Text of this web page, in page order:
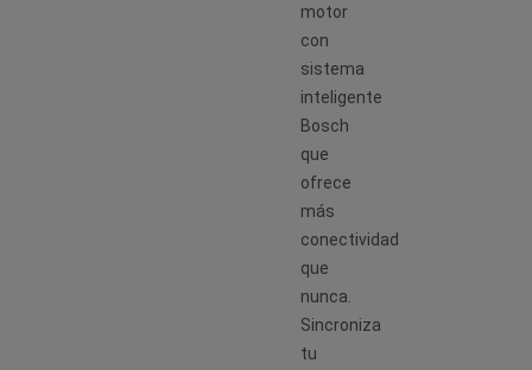
motor
con
sistema
inteligente
Bosch
que
ofrece
más
conectividad
que
nunca.
Sincroniza
tu